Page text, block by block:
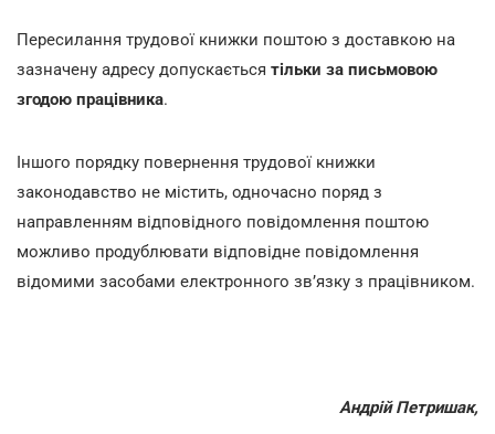
Пересилання трудової книжки поштою з доставкою на
зазначену адресу допускається тільки за письмовою
згодою працівника.
Іншого порядку повернення трудової книжки
законодавство не містить, одночасно поряд з
направленням відповідного повідомлення поштою
можливо продублювати відповідне повідомлення
відомими засобами електронного зв’язку з працівником.
Андрій Петришак,